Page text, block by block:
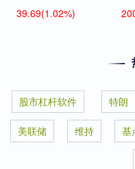
39.69(1.02%)
股市杠杆软件 特朗
美联储 维持 基